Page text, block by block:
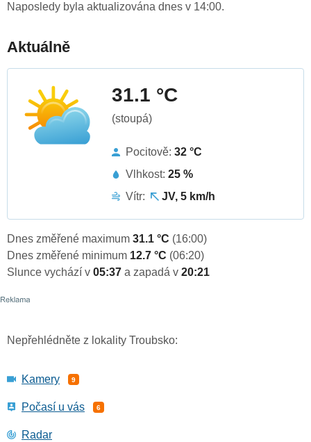
Naposledy byla aktualizována dnes v 14:00.
Aktuálně
31.1 °C
(stoupá)
Pocitově: 32 °C
Vlhkost: 25 %
Vítr:
JV, 5 km/h
Dnes změřené maximum 31.1 °C (16:00)
Dnes změřené minimum 12.7 °C (06:20)
Slunce vychází v 05:37 a zapadá v 20:21
Nepřehlédněte z lokality Troubsko:
Kamery 9
Počasí u vás 6
Radar